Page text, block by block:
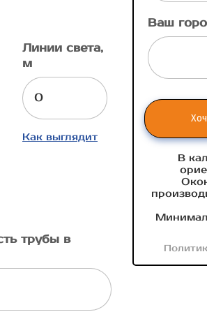
Линии света,
м
Как выглядит
трубы в
Ваш
В